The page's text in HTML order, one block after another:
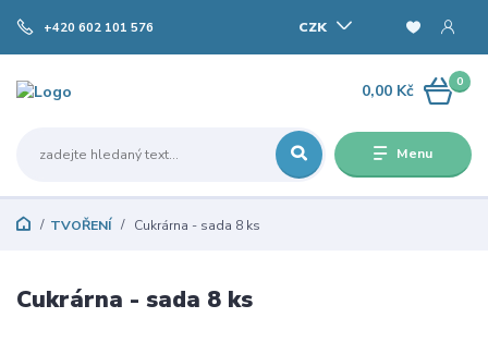
Menu
CZK
+420 602 101 576
0
0,00 Kč
TVOŘENÍ Cukrárna - sada 8 ks
Cukrárna - sada 8 ks